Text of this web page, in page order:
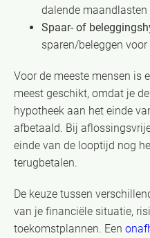
dalende maandlasten
Spaar- of
sparen/beleggen
Voor de meeste mensen is
meest geschikt, omdat je
hypotheek aan het einde
afbetaald. Bij
einde van de looptijd nog
terugbetalen.
De keuze tussen
van je financiële situatie,
toekomstplannen. Een